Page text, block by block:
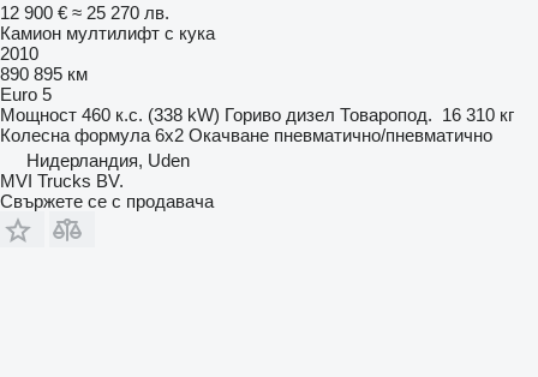
12 900 € ≈ 25 270 лв.
Камион мултилифт с кука
2010
890 895 км
Euro 5
Мощност 460 к.с. (338 kW) Гориво дизел Товаропод. 16 310 кг
Колесна формула 6x2 Окачване пневматично/пневматично
Нидерландия, Uden
MVI Trucks BV.
Свържете се с продавача